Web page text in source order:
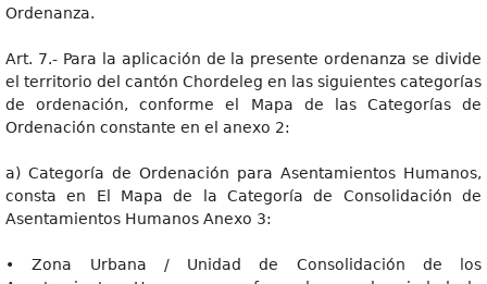
Ordenanza.
Art. 7.- Para la aplicación de la presente ordenanza se divide
el territorio del cantón Chordeleg en las siguientes categorías
de ordenación, conforme el Mapa de las Categorías de
Ordenación constante en el anexo 2:
a) Categoría de Ordenación para Asentamientos Humanos,
consta en El Mapa de la Categoría de Consolidación de
Asentamientos Humanos Anexo 3:
• Zona Urbana / Unidad de Consolidación de los